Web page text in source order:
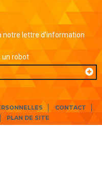
notre lettre d’information
un robot
CONTACT
PLAN DE SITE